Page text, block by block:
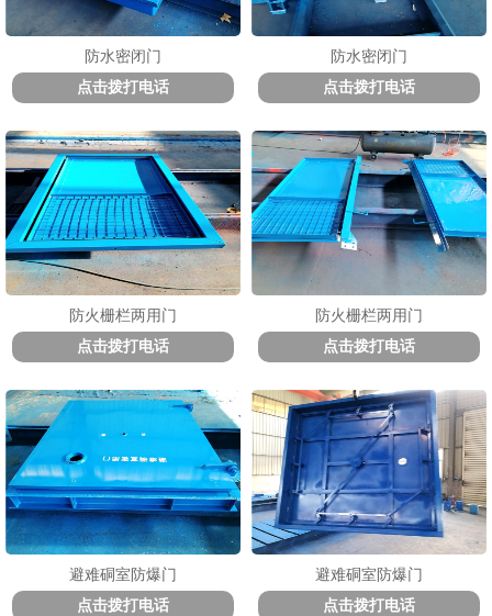
防水密闭门
点击拨打电话
防水密闭门
点击拨打电话
防火栅栏两用门
点击拨打电话
防火栅栏两用门
点击拨打电话
避难硐室防爆门
点击拨打电话
避难硐室防爆门
点击拨打电话